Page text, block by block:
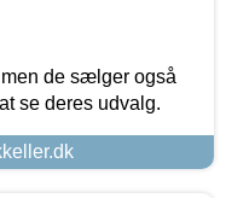
de sælger også
se deres udvalg.